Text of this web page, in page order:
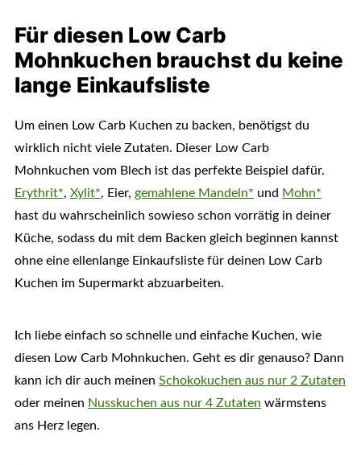
Für diesen Low Carb
Mohnkuchen brauchst du keine
lange Einkaufsliste
Um einen Low Carb Kuchen zu backen, benötigst du
wirklich nicht viele Zutaten. Dieser Low Carb
Mohnkuchen vom Blech ist das perfekte Beispiel dafür.
Erythrit*, Xylit*, Eier, gemahlene Mandeln* und Mohn*
hast du wahrscheinlich sowieso schon vorrätig in deiner
Küche, sodass du mit dem Backen gleich beginnen kannst
ohne eine ellenlange Einkaufsliste für deinen Low Carb
Kuchen im Supermarkt abzuarbeiten.
Ich liebe einfach so schnelle und einfache Kuchen, wie
diesen Low Carb Mohnkuchen. Geht es dir genauso? Dann
kann ich dir auch meinen Schokokuchen aus nur 2 Zutaten
oder meinen Nusskuchen aus nur 4 Zutaten wärmstens
ans Herz legen.